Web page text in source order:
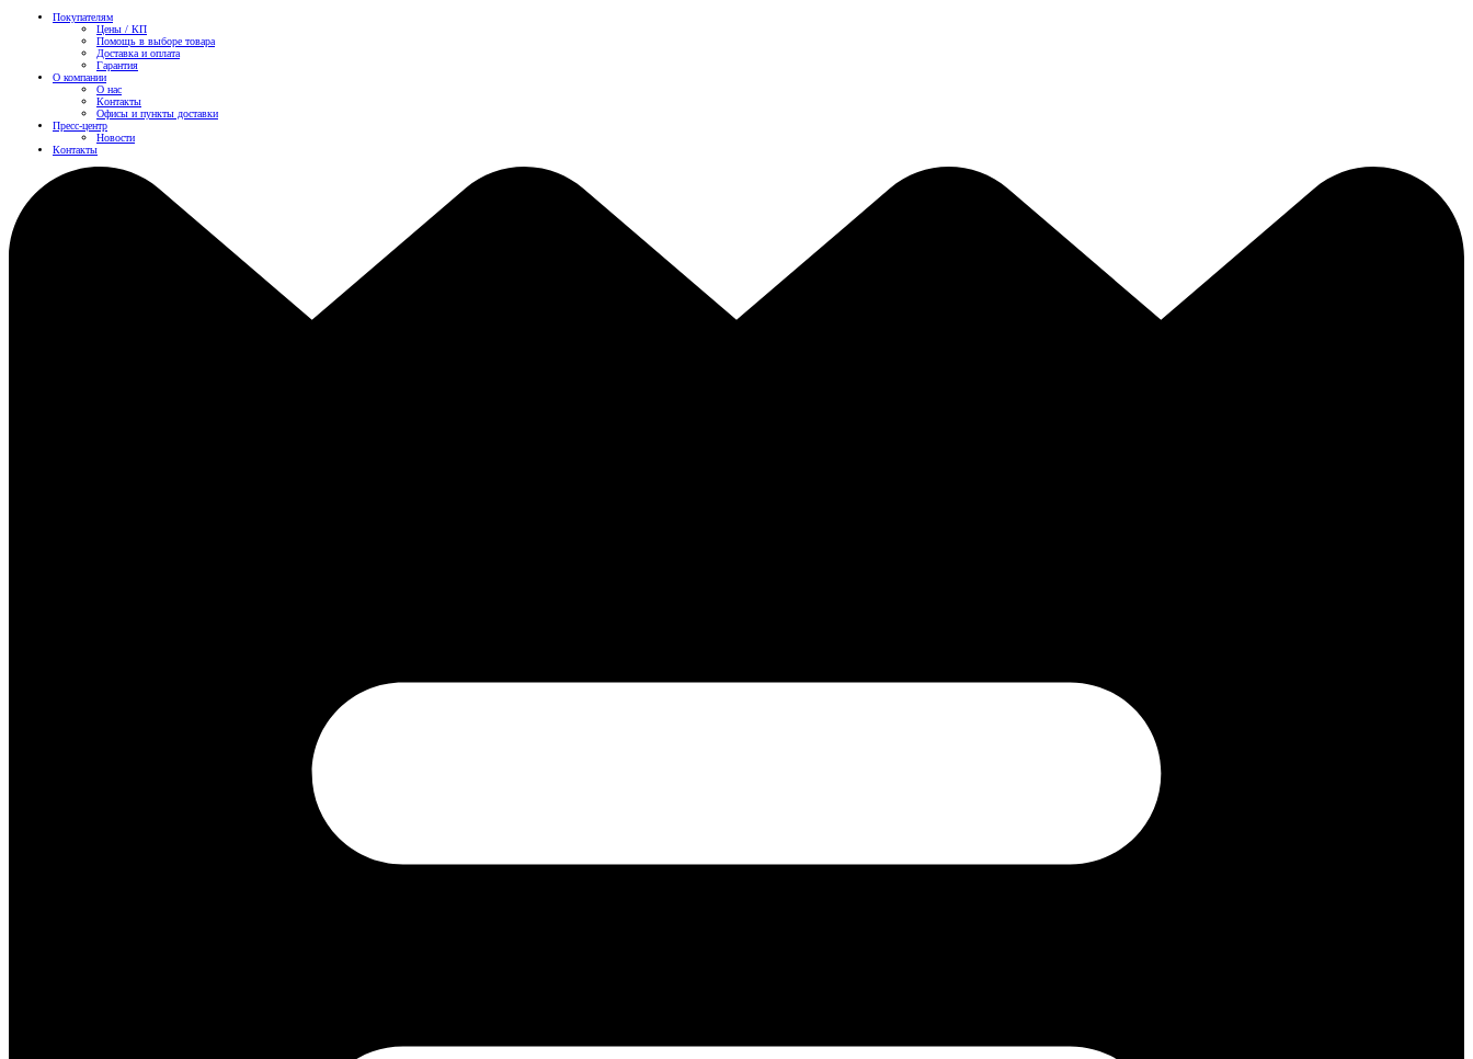
Покупателям
Цены / КП
Помощь в выборе товара
Доставка и оплата
Гарантия
О компании
О нас
Контакты
Офисы и пункты доставки
Пресс-центр
Новости
Контакты